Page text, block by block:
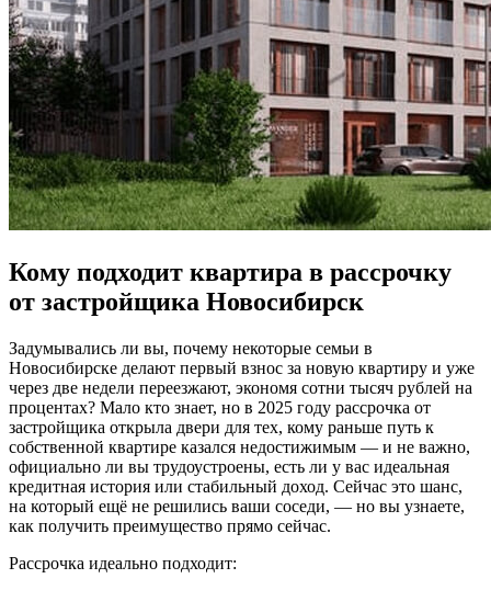
Кому подходит квартира в рассрочку
от застройщика Новосибирск
Задумывались ли вы, почему некоторые семьи в
Новосибирске делают первый взнос за новую квартиру и уже
через две недели переезжают, экономя сотни тысяч рублей на
процентах? Мало кто знает, но в 2025 году рассрочка от
застройщика открыла двери для тех, кому раньше путь к
собственной квартире казался недостижимым — и не важно,
официально ли вы трудоустроены, есть ли у вас идеальная
кредитная история или стабильный доход. Сейчас это шанс,
на который ещё не решились ваши соседи, — но вы узнаете,
как получить преимущество прямо сейчас.
Рассрочка идеально подходит: